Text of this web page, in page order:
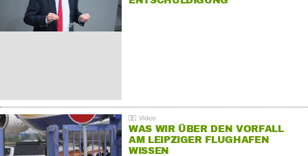
WAS WIR ÜBER DEN VORFALL
AM LEIPZIGER FLUGHAFEN
WISSEN